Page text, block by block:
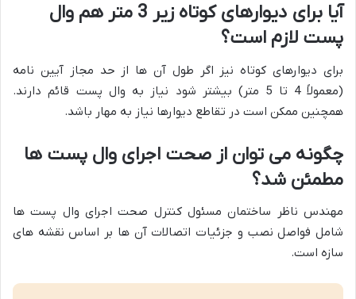
آیا برای دیوارهای کوتاه زیر 3 متر هم وال
پست لازم است؟
برای دیوارهای کوتاه نیز اگر طول آن ها از حد مجاز آیین نامه
(معمولاً 4 تا 5 متر) بیشتر شود نیاز به وال پست قائم دارند.
همچنین ممکن است در تقاطع دیوارها نیاز به مهار باشد.
چگونه می توان از صحت اجرای وال پست ها
مطمئن شد؟
مهندس ناظر ساختمان مسئول کنترل صحت اجرای وال پست ها
شامل فواصل نصب و جزئیات اتصالات آن ها بر اساس نقشه های
سازه است.